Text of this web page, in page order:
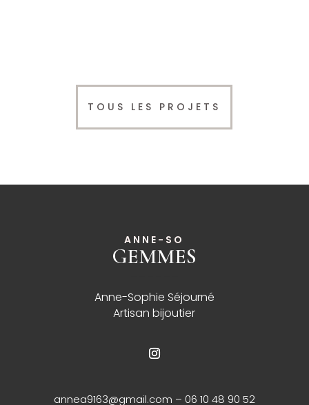
TOUS LES PROJETS
ANNE-SO
GEMMES
Anne-Sophie Séjourné
Artisan bijoutier
annea9163@gmail.com – 06 10 48 90 52